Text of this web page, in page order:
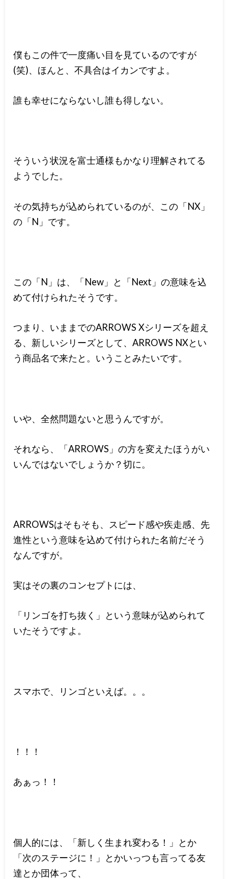
僕もこの件で一度痛い目を見ているのですが
(笑)、ほんと、不具合はイカンですよ。
誰も幸せにならないし誰も得しない。
そういう状況を富士通様もかなり理解されてる
ようでした。
その気持ちが込められているのが、この「NX」
の「N」です。
この「N」は、「New」と「Next」の意味を込
めて付けられたそうです。
つまり、いままでのARROWS Xシリーズを超え
る、新しいシリーズとして、ARROWS NXとい
う商品名で来たと。いうことみたいです。
いや、全然問題ないと思うんですが。
それなら、「ARROWS」の方を変えたほうがい
いんではないでしょうか？切に。
ARROWSはそもそも、スピード感や疾走感、先
進性という意味を込めて付けられた名前だそう
なんですが。
実はその裏のコンセプトには、
「リンゴを打ち抜く」という意味が込められて
いたそうですよ。
スマホで、リンゴといえば。。。
！！！
あぁっ！！
個人的には、「新しく生まれ変わる！」とか
「次のステージに！」とかいっつも言ってる友
達とか団体って、